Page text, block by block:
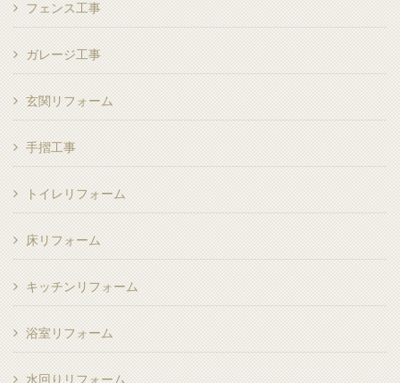
フェンス工事
ガレージ工事
玄関リフォーム
手摺工事
トイレリフォーム
床リフォーム
キッチンリフォーム
浴室リフォーム
水回りリフォーム